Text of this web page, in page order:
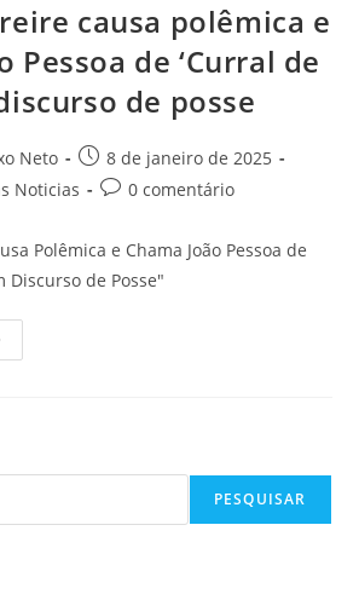
causa polêmica e
Pessoa de ‘Curral de
de posse
Neto
8 de janeiro de 2025
Noticias 0 comentário
Polêmica e Chama João Pessoa de
Discurso de Posse"
PESQUISAR